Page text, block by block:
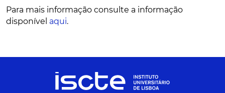
Para mais informação consulte a informação
disponível aqui.